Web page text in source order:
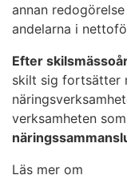
annan
andelarna i
Efter
skilt sig fortsätter
verksamheten som
Läs mer om